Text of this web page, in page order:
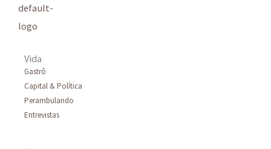
Vida
Gastrô
Capital & Política
Perambulando
Entrevistas